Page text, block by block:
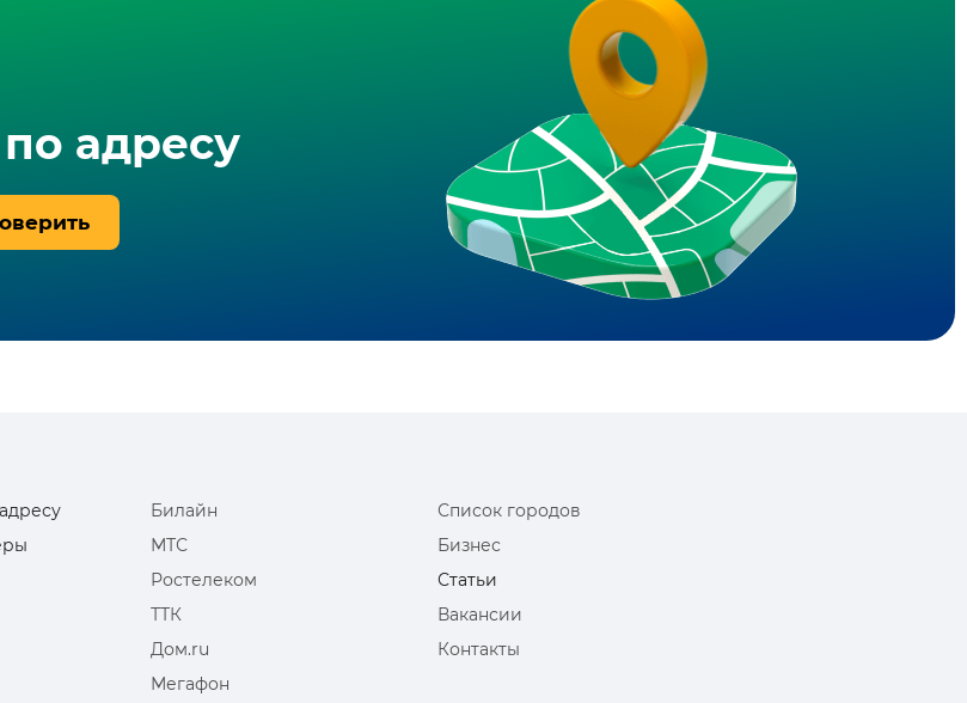
адресу
Билайн
МТС
Ростелеком
ТТК
Дом.ru
Мегафон
Список городов
Бизнес
Статьи
Вакансии
Контакты